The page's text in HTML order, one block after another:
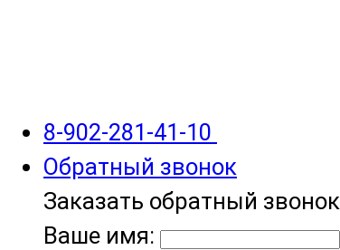
8-902-281-41-10
Обратный звонок
Заказать обратный звонок
Ваше имя: